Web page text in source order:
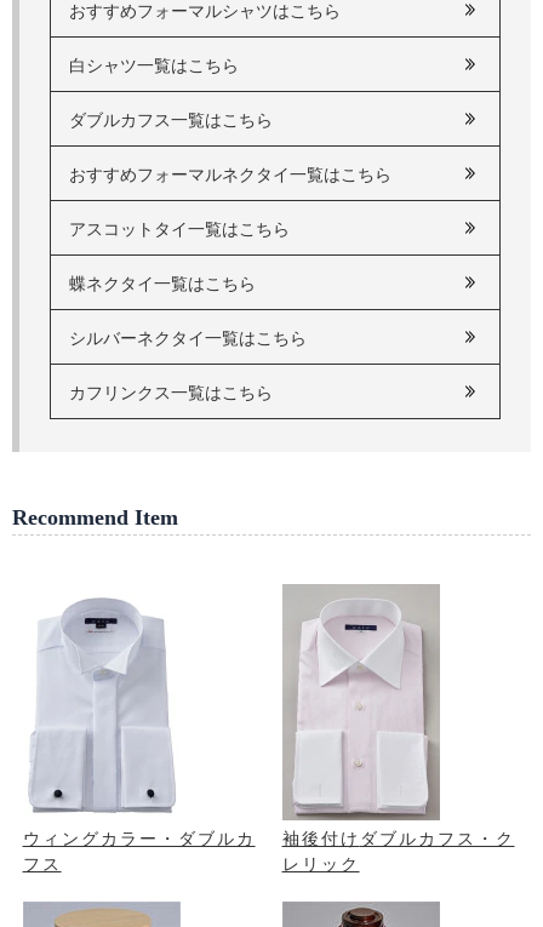
おすすめフォーマルシャツはこちら
白シャツ一覧はこちら
ダブルカフス一覧はこちら
おすすめフォーマルネクタイ一覧はこちら
アスコットタイ一覧はこちら
蝶ネクタイ一覧はこちら
シルバーネクタイ一覧はこちら
カフリンクス一覧はこちら
Recommend Item
ウィングカラー・ダブルカ
フス
袖後付け ダブルカフス・ク
レリック